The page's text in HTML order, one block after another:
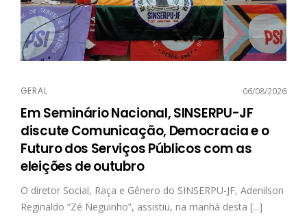
GERAL 06/08/2026
Em Seminário Nacional, SINSERPU-JF
discute Comunicação, Democracia e o
Futuro dos Serviços Públicos com as
eleições de outubro
O diretor Social, Raça e Gênero do SINSERPU-JF, Adenilson
Reginaldo “Zé Neguinho”, assistiu, na manhã desta [...]